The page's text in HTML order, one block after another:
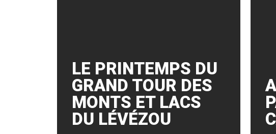
LE PRINTEMPS DU
GRAND TOUR DES
MONTS ET LACS
DU LÉVÉZOU